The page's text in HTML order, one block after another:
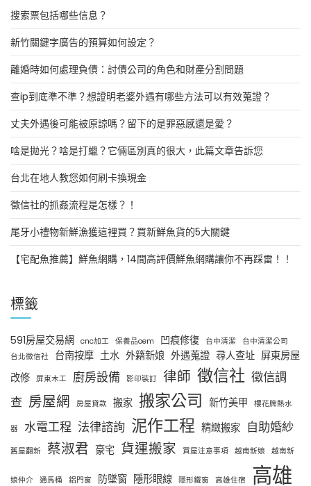
搜索票包括哪些信息？
新竹關鍵字廣告的預算如何設定？
離婚時如何處理負債：討債公司的角色和財產分割問題
查ip到底準不準？想證明老婆外遇有哪些方法可以有效蒐證？
丈夫外遇後可能被原諒嗎？留下的是罪惡感還是愛？
啥是拋光？啥是打蠟？它倆區別真的很大，此篇文章告訴您
台北在地人教您如何刷卡換現金
徵信社的抓姦流程是怎樣？！
尾牙小禮物新鮮漁獲這裡買？買新鮮魚貨的5大關鍵
【宅配魚推薦】鮮魚網購，14間高評價鮮魚網購讓你不再踩雷！！
標籤
591房屋交易網 cnc加工 保養品oem 凹痕修復 台中清潔
台中清潔公司
台北徵信社
台南按摩 土水 外籍新娘 外遇蒐證 尋人查址 屏東房屋
改修 屏東木工 廚房設備 影印裝訂 律師 徵信社 徵信調
查 房屋網 房屋貸款 搬家 搬家公司 新竹美甲 櫻花牌熱水
器 水電工程 法律諮詢 泥作工程 精緻搬家 自助婚紗
舊屋翻新 蔡淑君 豪宅 貨運搬家 買屋注意事項 越南新娘 越南新
娘仲介 通馬桶 鋁門窗 防墜窗 隱形眼線 隱形鐵窗 高雄住宿
高雄